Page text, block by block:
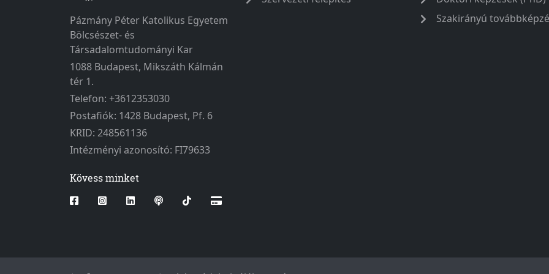
Pázmány Péter Katolikus Egyetem
Bölcsészet- és
Társadalomtudományi Kar
1088 Budapest, Mikszáth Kálmán
tér 1.
Telefon: +3612353030
Postafiók: 1428 Budapest, Pf. 6
KRID: 248561136
Intézményi azonosító: FI79633
Kövess minket
Szakirányú